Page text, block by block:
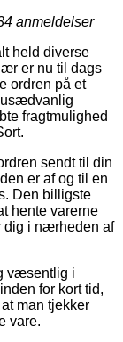
anmeldelser
held diverse
er nu til dags
ordren på et
usædvanlig
fragtmulighed
sendt til din
er af og til en
Den billigste
hente varerne
dig i nærheden af
væsentlig i
for kort tid,
man tjekker
vare.